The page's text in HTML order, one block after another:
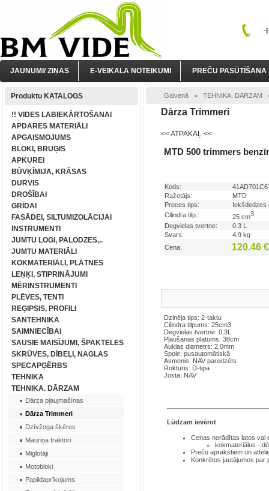
JAUNUMI/ ZIŅAS E-VEIKALA NOTEIKUMI PREČU PASŪTĪŠANA
Produktu KATALOGS
!! VIDES LABIEKĀRTOŠANAI
APDARES MATERIĀLI
APGAISMOJUMS
BLOKI, BRUĢIS
APKUREI
BŪVĶĪMIJA, KRĀSAS
DURVIS
DROŠĪBAI
GRĪDAI
FASĀDEI, SILTUMIZOLĀCIJAI
INSTRUMENTI
JUMTU LOGI, PALODZES,..
JUMTU MATERIĀLI
KOKMATERIĀLI, PLĀTNES
LEŅĶI, STIPRINĀJUMI
MĒRINSTRUMENTI
PLĒVES, TENTI
REĢIPSIS, PROFILI
SANTEHNIKA
SAIMNIECĪBAI
SAUSIE MAISĪJUMI, ŠPAKTELES
SKRŪVES, DĪBEĻI, NAGLAS
SPECAPĢĒRBS
TEHNIKA
TEHNIKA. DĀRZAM
Dārza pļaujmašīnas
Dārza Trimmeri
Dzīvžoga šķēres
Mauriņa traktori
Miglotāji
Motobloki
Papildaprīkojums
Galvenā » TEHNIKA. DĀRZAM
Dārza Trimmeri
<< ATPAKAĻ <<
MTD 500 trimmers
Kods:
Ražotājs:
MTD
Preces tips:
Iekšdedzes
Cilindra tilp.:
25 cm3
Degvielas tvertne:
0.3 L
Svars:
4.9 kg
Cena:
120.46
Dzinēja tips: 2-taktu
Cilindra tilpums: 25cm3
Degvielas tvertne: 0,3L
Pļaušanas platums: 38cm
Auklas diametrs: 2,0mm
Spole: pusautomātiskā
Asmenis: NAV paredzēts
Rokturis: D-tipa
Josta: NAV
Lūdzam ievērot
Cenas norādītas latos vai
kokmateriālus -
Preču aprakstiem un
Konkrētos jautājumos